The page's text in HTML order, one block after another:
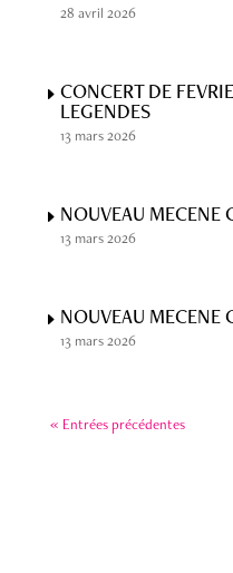
28 avril 2026
CONCERT DE
LEGENDES
13 mars 2026
NOUVEAU MECENE
13 mars 2026
NOUVEAU MECENE
13 mars 2026
« Entrées précédentes